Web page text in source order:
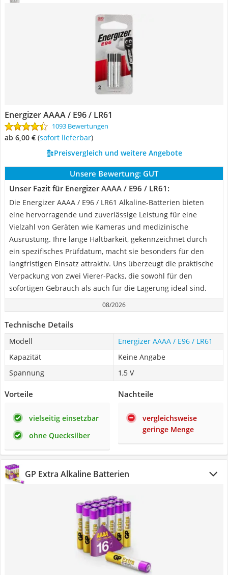
Energizer AAAA / E96 / LR61
1093 Bewertungen
ab 6,00 € ( Sofort lieferbar)
Preisvergleich und weitere Angebote
Unsere Bewertung: GUT
Unser Fazit für Energizer AAAA / E96 / LR61:
Die Energizer AAAA / E96 / LR61 Alkaline-Batterien bieten
eine hervorragende und zuverlässige Leistung für eine
Vielzahl von Geräten wie Kameras und medizinische
Ausrüstung. Ihre lange Haltbarkeit, gekennzeichnet durch
ein spezifisches Prüfdatum, macht sie besonders für den
langfristigen Einsatz attraktiv. Uns überzeugt die praktische
Verpackung von zwei Vierer-Packs, die sowohl für den
sofortigen Gebrauch als auch für die Lagerung ideal sind.
08/2026
Technische Details
Modell
Energizer AAAA / E96 / LR61
Kapazität
Keine Angabe
Spannung
1,5 V
Vorteile
vielseitig einsetzbar
ohne Quecksilber
Nachteile
vergleichsweise
geringe Menge
GP Extra Alkaline Batterien